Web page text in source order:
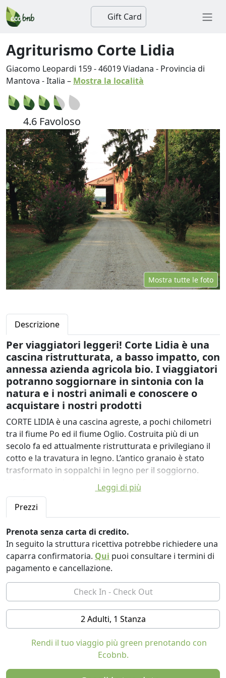
Gift Card
Agriturismo Corte Lidia
Giacomo Leopardi 159-46019Viadana - Provincia di
Mantova -Italia – Mostra la località
4.6 Favoloso
Mostra tutte le foto
Descrizione
Per viaggiatori leggeri! Corte Lidia è una
cascina ristrutturata, a basso impatto, con
annessa azienda agricola bio. I viaggiatori
potranno soggiornare in sintonia con la
natura e i nostri animali e conoscere o
acquistare i nostri prodotti
CORTE LIDIA è una cascina agreste, a pochi chilometri
tra il fiume Po ed il fiume Oglio. Costruita più di un
secolo fa ed attualmente ristrutturata e privilegiano il
cotto e la travatura in legno. L’antico granaio è stato
trasformato in soppalchi in legno per il soggiorno.
L’edificio, attualmente adibito ad agriturismo per il
pernottamento e soggiorno è affiancato dalla vecchia
barchessa con la stalla inoltre a est è ombreggiato da
un ettaro di bosco di piante autoctone che rendono più
ospitale e fresco l’ambiente campestre. Il fondo
agricolo coltivato in modo biologico, su cui sorge
l’agriturismo, permette la produzione e vendita diretta
di
particolarmente ricercate per i piatti tipici Mantovani e
non solo.
L`agriturismo offre alloggio in camere dall`atmosfera
ospitale tipicamente rurale dove l’accoglienza è
caratterizzata da ambienti arredati con cura, con bagni
personalizzati ed una stanza adibita a persone invalide;
Leggi di più
Prezzi
Prenota senza carta di credito.
In seguito la struttura ricettiva potrebbe richiedere una
caparra confirmatoria. Qui puoi consultare i termini di
pagamento e cancellazione.
2 Adulti, 1 Stanza
Rendi il tuo viaggio più green prenotando con
Ecobnb.